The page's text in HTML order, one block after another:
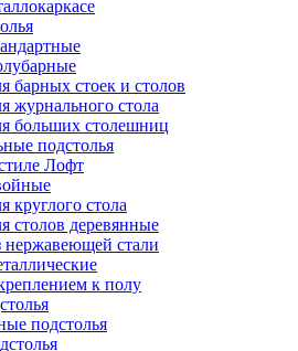
барных стоек и столов
журнального стола
больших столешниц
подстолья
Лофт
круглого стола
столов деревянные
нержавеющей стали
к полу
подстолья